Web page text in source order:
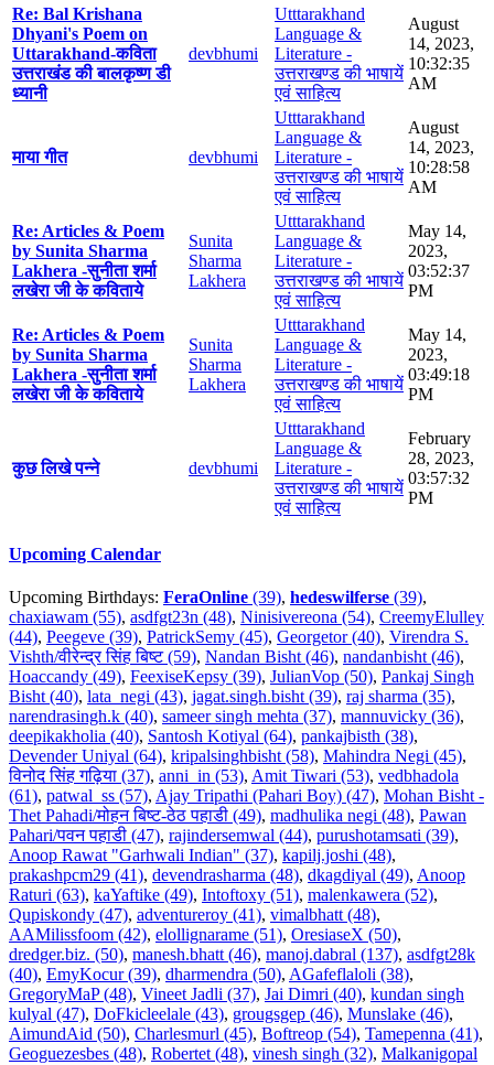
Re: Bal Krishana
Dhyani's Poem on
Uttarakhand-कविता
उत्तराखंड की बालकृष्ण डी
ध्यानी
devbhumi
Utttarakhand
Language &
Literature -
उत्तराखण्ड की भाषायें
एवं साहित्य
August
14, 2023,
10:32:35
AM
माया गीत devbhumi
Utttarakhand
Language &
Literature -
उत्तराखण्ड की भाषायें
एवं साहित्य
August
14, 2023,
10:28:58
AM
Re: Articles & Poem
by Sunita Sharma
Lakhera -सुनीता शर्मा
लखेरा जी के कविताये
Sunita
Sharma
Lakhera
Utttarakhand
Language &
Literature -
उत्तराखण्ड की भाषायें
एवं साहित्य
May 14,
2023,
03:52:37
PM
Re: Articles & Poem
by Sunita Sharma
Lakhera -सुनीता शर्मा
लखेरा जी के कविताये
Sunita
Sharma
Lakhera
Utttarakhand
Language &
Literature -
उत्तराखण्ड की भाषायें
एवं साहित्य
May 14,
2023,
03:49:18
PM
कुछ लिखे पन्ने devbhumi
Utttarakhand
Language &
Literature -
उत्तराखण्ड की भाषायें
एवं साहित्य
February
28, 2023,
03:57:32
PM
Upcoming Calendar
Upcoming Birthdays: FeraOnline (39), hedeswilferse (39),
chaxiawam (55), asdfgt23n (48), Ninisivereona (54), CreemyElulley
(44), Peegeve (39), PatrickSemy (45), Georgetor (40), Virendra S.
Vishth/वीरेन्द्र सिंह बिष्ट (59), Nandan Bisht (46), nandanbisht (46),
Hoaccandy (49), FeexiseKepsy (39), JulianVop (50), Pankaj Singh
Bisht (40), lata_negi (43), jagat.singh.bisht (39), raj sharma (35),
narendrasingh.k (40), sameer singh mehta (37), mannuvicky (36),
deepikakholia (40), Santosh Kotiyal (64), pankajbisth (38),
Devender Uniyal (64), kripalsinghbisht (58), Mahindra Negi (45),
विनोद सिंह गढ़िया (37), anni_in (53), Amit Tiwari (53), vedbhadola
(61), patwal_ss (57), Ajay Tripathi (Pahari Boy) (47), Mohan Bisht -
Thet Pahadi/मोहन बिष्ट-ठेठ पहाडी (49), madhulika negi (48), Pawan
Pahari/पवन पहाडी (47), rajindersemwal (44), purushotamsati (39),
Anoop Rawat "Garhwali Indian" (37), kapilj.joshi (48),
prakashpcm29 (41), devendrasharma (48), dkagdiyal (49), Anoop
Raturi (63), kaYaftike (49), Intoftoxy (51), malenkawera (52),
Qupiskondy (47), adventureroy (41), vimalbhatt (48),
AAMilissfoom (42), elollignarame (51), OresiaseX (50),
dredger.biz. (50), manesh.bhatt (46), manoj.dabral (137), asdfgt28k
(40), EmyKocur (39), dharmendra (50), AGafeflaloli (38),
GregoryMaP (48), Vineet Jadli (37), Jai Dimri (40), kundan singh
kulyal (47), DoFkicleelale (43), grougsgep (46), Munslake (46),
AimundAid (50), Charlesmurl (45), Boftreop (54), Tamepenna (41),
Geoguezesbes (48), Robertet (48), vinesh singh (32), Malkanigopal